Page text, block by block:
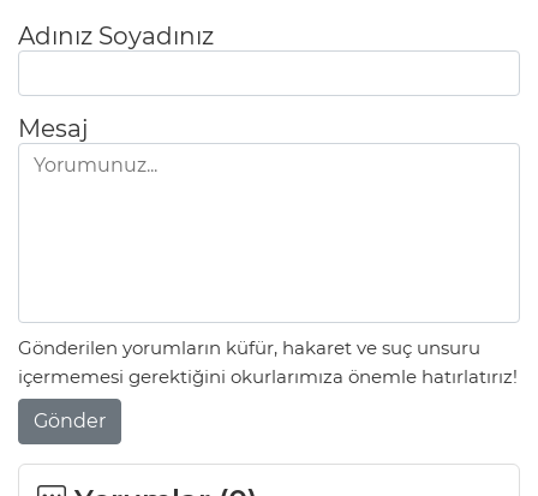
Adınız Soyadınız
Mesaj
Gönderilen yorumların küfür, hakaret ve suç unsuru
içermemesi gerektiğini okurlarımıza önemle hatırlatırız!
Gönder